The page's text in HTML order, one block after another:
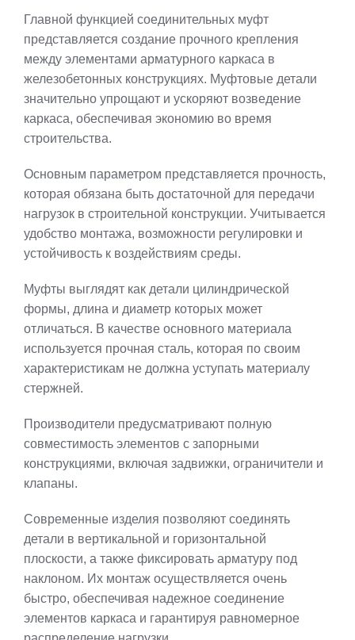
Главной функцией соединительных муфт
представляется создание прочного крепления
между элементами арматурного каркаса в
железобетонных конструкциях. Муфтовые детали
значительно упрощают и ускоряют возведение
каркаса, обеспечивая экономию во время
строительства.
Основным параметром представляется прочность,
которая обязана быть достаточной для передачи
нагрузок в строительной конструкции. Учитывается
удобство монтажа, возможности регулировки и
устойчивость к воздействиям среды.
Муфты выглядят как детали цилиндрической
формы, длина и диаметр которых может
отличаться. В качестве основного материала
используется прочная сталь, которая по своим
характеристикам не должна уступать материалу
стержней.
Производители предусматривают полную
совместимость элементов с запорными
конструкциями, включая задвижки, ограничители и
клапаны.
Современные изделия позволяют соединять
детали в вертикальной и горизонтальной
плоскости, а также фиксировать арматуру под
наклоном. Их монтаж осуществляется очень
быстро, обеспечивая надежное соединение
элементов каркаса и гарантируя равномерное